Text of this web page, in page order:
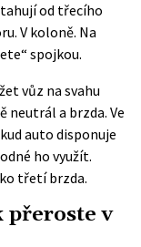
od třecího
V koloně. Na
spojkou.
vůz na svahu
neutrál a brzda. Ve
auto disponuje
ho využít.
třetí brzda.
přeroste v